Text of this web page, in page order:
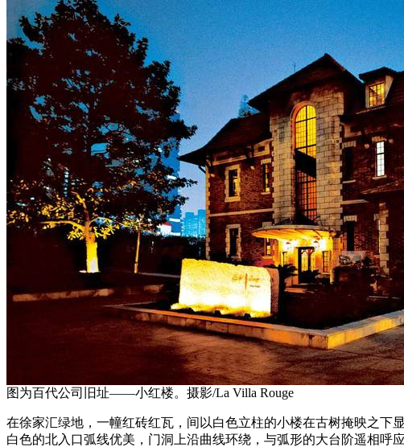
图为百代公司旧址——小红楼。摄影/La Villa Rouge
在徐家汇绿地，一幢红砖红瓦，间以白色立柱的小楼在古树掩映之
白色的北入口弧线优美，门洞上沿曲线环绕，与弧形的大台阶遥相